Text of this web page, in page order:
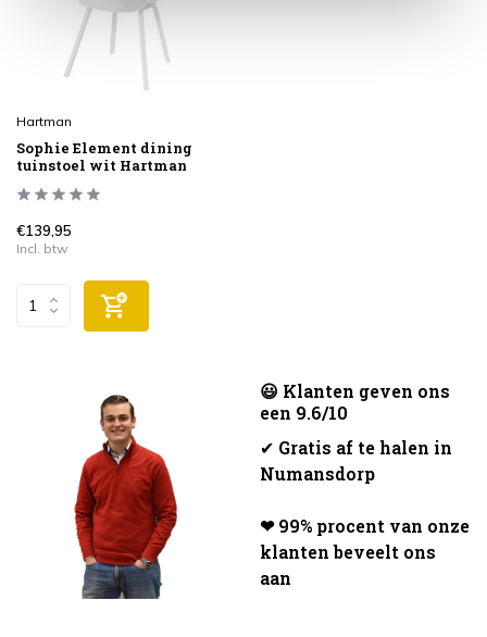
Hartman
Sophie Element dining
tuinstoel wit Hartman
€139,95
Incl. btw
😃 Klanten geven ons
een 9.6/10
✔ Gratis af te halen in
Numansdorp
❤ 99% procent van onze
klanten beveelt ons
aan